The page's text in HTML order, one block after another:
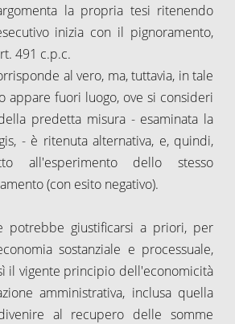
la propria tesi ritenendo
inizia con il pignoramento,
491 c.p.c.
al vero, ma, tuttavia, in tale
appare fuori luogo, ove si consideri
predetta misura - esaminata la
- è ritenuta alternativa, e, quindi,
all'esperimento dello stesso
(con esito negativo).
potrebbe giustificarsi a priori, per
sostanziale e processuale,
il vigente principio dell'economicità
amministrativa, inclusa quella
al recupero delle somme